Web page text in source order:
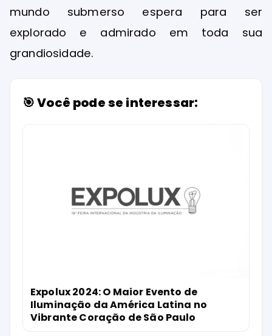
mundo submerso espera para ser
explorado e admirado em toda sua
grandiosidade.
🎯 Você pode se interessar:
Expolux 2024: O Maior Evento de
Iluminação da América Latina no
Vibrante Coração de São Paulo